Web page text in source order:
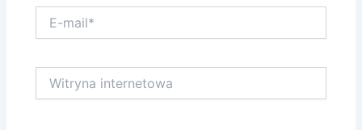
mail*
internetowa